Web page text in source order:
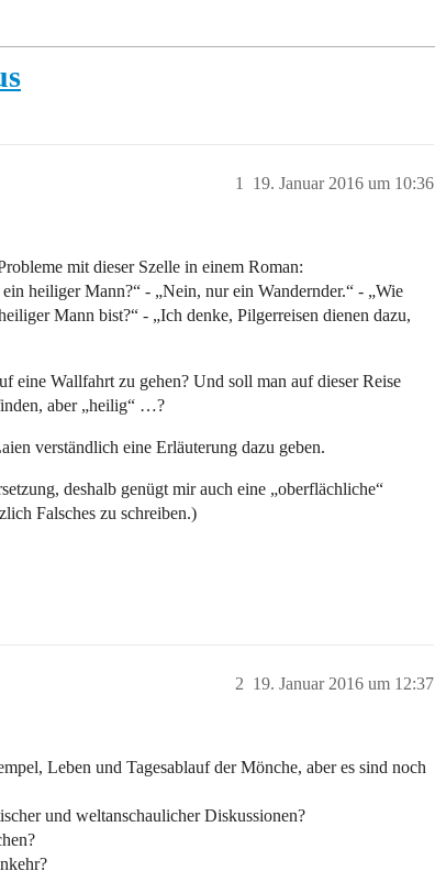
19. Januar 2016 um 10:36
1
mit dieser Szelle in einem Roman:
heiliger Mann?“ - „Nein, nur ein Wandernder.“ - „Wie
Mann bist?“ - „Ich denke, Pilgerreisen dienen dazu,
eine Wallfahrt zu gehen? Und soll man auf dieser Reise
aber „heilig“ …?
verständlich eine Erläuterung dazu geben.
deshalb genügt mir auch eine „oberflächliche“
Falsches zu schreiben.)
19. Januar 2016 um 12:37
2
Leben und Tagesablauf der Mönche, aber es sind noch
und weltanschaulicher Diskussionen?